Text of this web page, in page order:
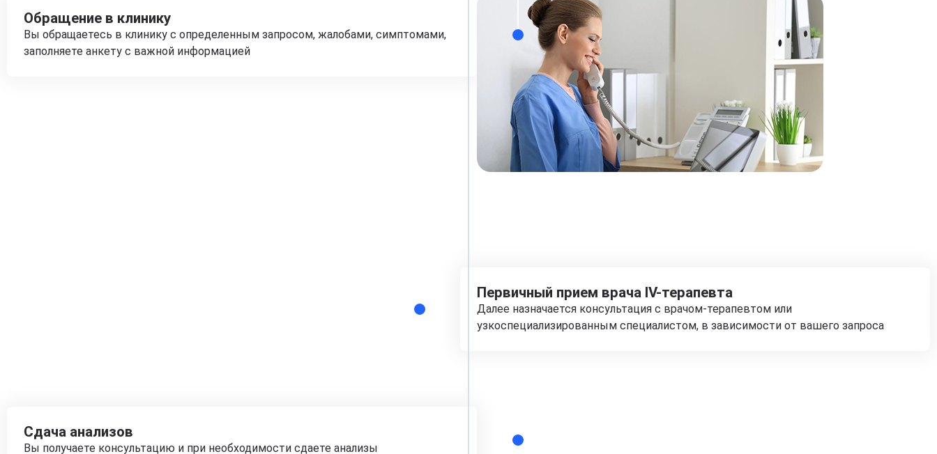
Обращение в клинику
Вы обращаетесь в клинику с определенным запросом, жалобами, симптомами,
заполняете анкету с важной информацией
Первичный прием врача IV-терапевта
Далее назначается консультация с врачом-терапевтом или
узкоспециализированным специалистом, в зависимости от вашего запроса
Сдача анализов
Вы получаете консультацию и при необходимости сдаете анализы